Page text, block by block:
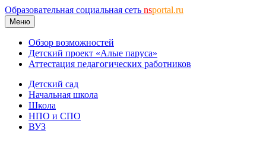
Образовательная социальная сеть nsportal.ru
Меню
Обзор возможностей
Детский проект «Алые паруса»
Аттестация педагогических работников
Детский сад
Начальная школа
Школа
НПО и СПО
ВУЗ